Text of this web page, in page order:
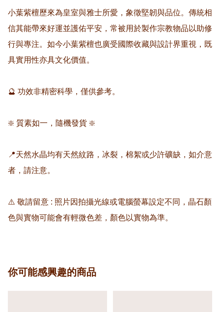
小葉紫檀歷來為皇室與雅士所愛，象徵堅韌與品位。傳統相
信其能帶來好運並護佑平安，常被用於製作宗教物品以助修
行與專注。如今小葉紫檀也廣受國際收藏與設計界重視，既
具實用性亦具文化價值。
🔮 功效非精密科學，僅供參考。
❇️ 質素如一，隨機發貨 ❇️
📍天然水晶均有天然紋路，冰裂，棉絮或少許礦缺，如介意
者，請注意。
⚠️ 敬請留意 : 照片因拍攝光線或電腦螢幕設定不同，晶石顏
色與實物可能會有輕微色差，顏色以實物為準。
你可能感興趣的商品